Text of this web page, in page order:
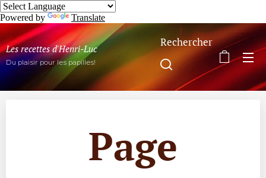
Powered by Translate
Les recettes d'Henri-Luc
Du plaisir pour les papilles!
Rechercher
Page